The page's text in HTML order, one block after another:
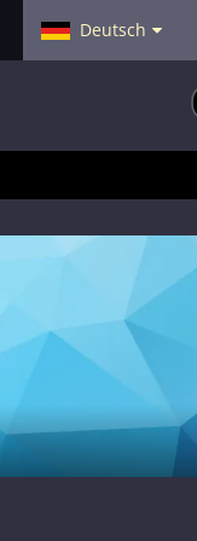
Hilfe
Deutsch